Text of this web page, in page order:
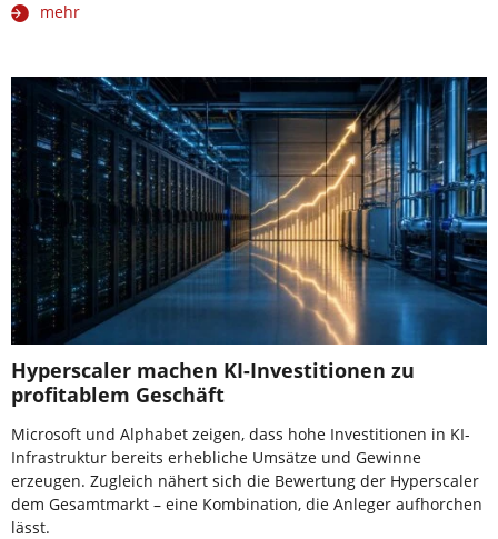
mehr
Hyperscaler machen KI-Investitionen zu
profitablem Geschäft
Microsoft und Alphabet zeigen, dass hohe Investitionen in KI-
Infrastruktur bereits erhebliche Umsätze und Gewinne
erzeugen. Zugleich nähert sich die Bewertung der Hyperscaler
dem Gesamtmarkt – eine Kombination, die Anleger aufhorchen
lässt.